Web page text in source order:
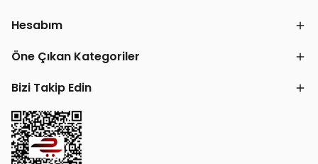
Hesabım
Öne Çıkan Kategoriler
Bizi Takip Edin